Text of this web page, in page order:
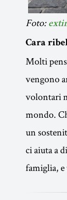
Foto:
Cara
Molti
vengono
volontari
mondo.
un
ci aiuta a
famiglia,